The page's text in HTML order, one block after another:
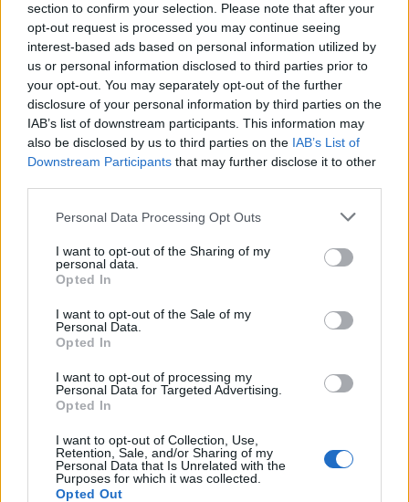
section to confirm your selection. Please note that after your
opt-out request is processed you may continue seeing
interest-based ads based on personal information utilized by
us or personal information disclosed to third parties prior to
your opt-out. You may separately opt-out of the further
disclosure of your personal information by third parties on the
IAB’s list of downstream participants. This information may
also be disclosed by us to third parties on the IAB’s List of
Downstream Participants that may further disclose it to other
Please note that this website/app uses one or more Google
not limited to your visit or usage behaviour. You may click to
grant or deny consent to Google and its third-party tags to
use your data for below specified purposes in below Google
consent section.
Personal Data Processing Opt Outs
I want to opt-out of the Sharing of my
personal data.
Opted In
I want to opt-out of the Sale of my
Personal Data.
Opted In
I want to opt-out of processing my
Personal Data for Targeted Advertising.
Opted In
I want to opt-out of Collection, Use,
Retention, Sale, and/or Sharing of my
Personal Data that Is Unrelated with the
Purposes for which it was collected.
Opted Out
Sigue leyendo
Brent cae un 8.3% y arrastra a las materias primas en agosto
Lucía Herrera · 6 Ago 2026
CRIPTOMONEDAS